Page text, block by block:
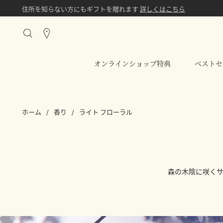
住所を知らない方にもギフトを贈れます 詳しくはこちら
オンラインショップ特典 ベスト
Stores
ホーム 香り ライト フローラル
森の木陰に咲く